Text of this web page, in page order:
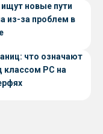
новые пути
из-за проблем в
что означают
классом РС на